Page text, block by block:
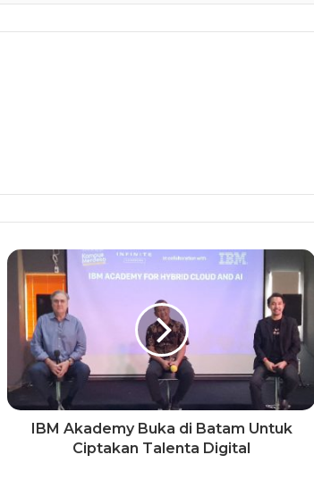
IBM Akademy Buka di Batam Untuk
Ciptakan Talenta Digital